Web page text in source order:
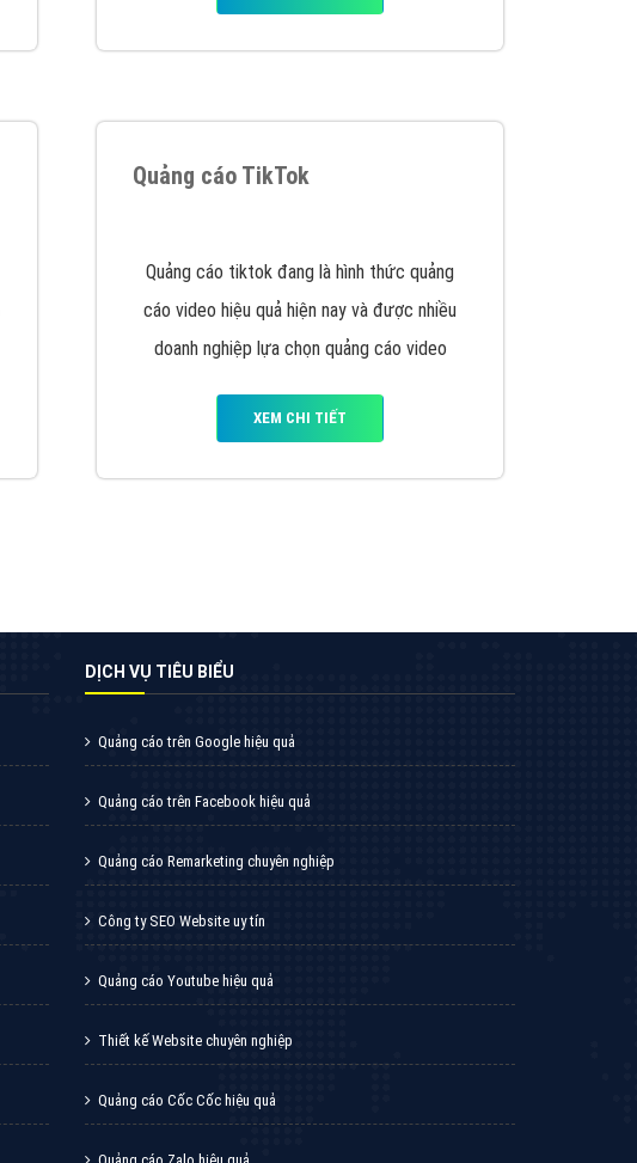
Quảng cáo TikTok
Quảng cáo tiktok đang là hình thức quảng
cáo video hiệu quả hiện nay và được nhiều
doanh nghiệp lựa chọn quảng cáo video
XEM CHI TIẾT
DỊCH VỤ TIÊU BIỂU
Quảng cáo trên Google hiệu quả
Quảng cáo trên Facebook hiệu quả
Quảng cáo Remarketing chuyên nghiệp
Công ty SEO Website uy tín
Quảng cáo Youtube hiệu quả
Thiết kế Website chuyên nghiệp
Quảng cáo Cốc Cốc hiệu quả